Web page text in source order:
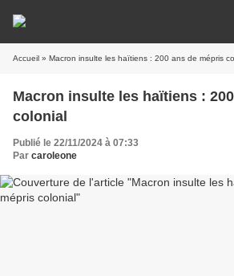
Accueil » Macron insulte les haïtiens : 200 ans de mépris
Macron insulte les haïtiens :
colonial
Publié le 22/11/2024 à 07:33
Par caroleone